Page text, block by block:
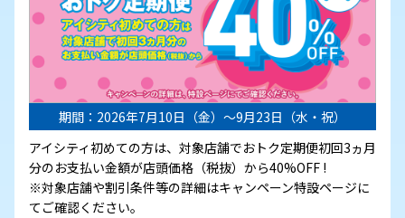
期間：2026年7月10日（金）～9月23日（水・祝）
アイシティ初めての方は、対象店舗でおトク定期便初回3ヵ月
分のお支払い金額が店頭価格（税抜）から40%OFF !
※対象店舗や割引条件等の詳細はキャンペーン特設ページに
てご確認ください。